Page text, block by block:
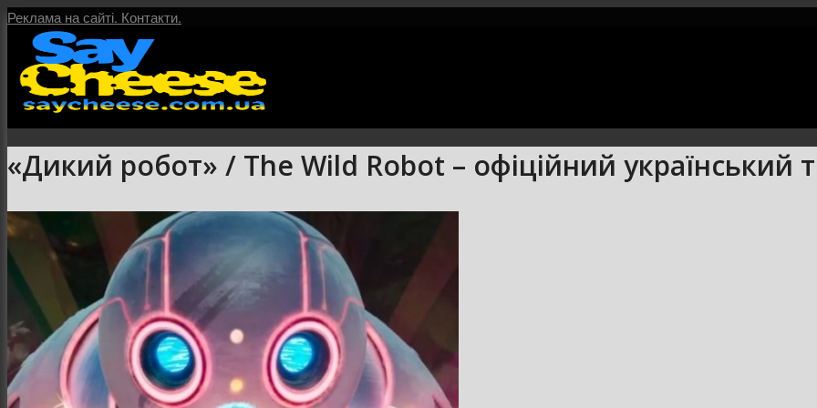
Реклама на сайті. Контакти.
Головна
Послуги
«Дикий робот» / The Wild Robot – офіційний український